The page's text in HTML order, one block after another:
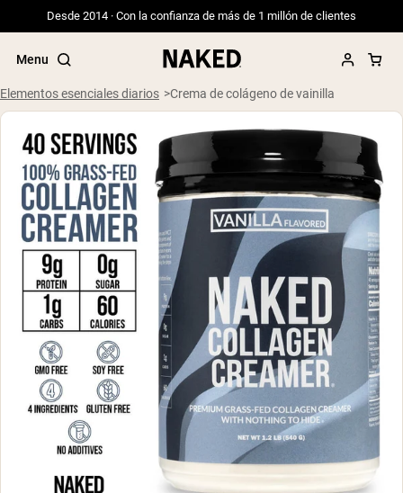
Desde 2014 · Con la confianza de más de 1 millón de clientes
Menu
Términos de Búsqueda Populares
”Protein Powder“
”Overnight Oats“
”Vegan protein“
”Collagen“
”Micellar Casein“
Elementos esenciales diarios Crema de colágeno de vainilla